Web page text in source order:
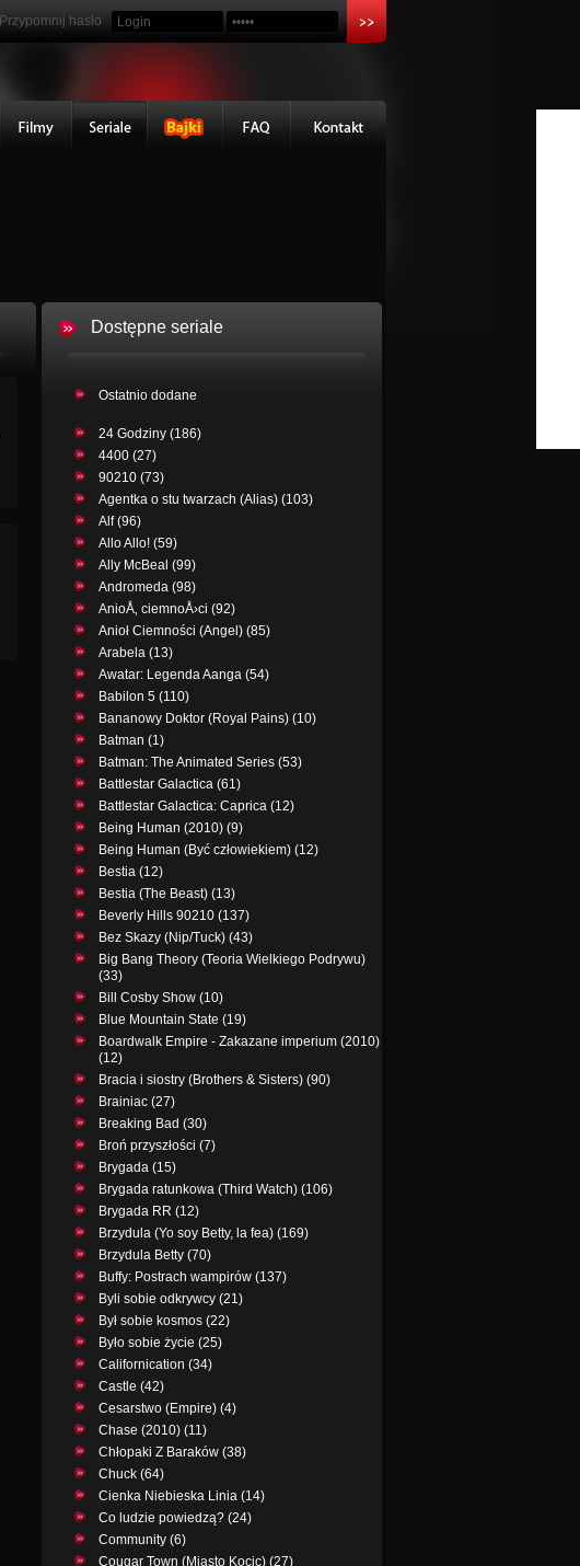
Przypomnij hasło
Dostępne seriale
Ostatnio dodane
24 Godziny (186)
4400 (27)
90210 (73)
Agentka o stu twarzach (Alias) (103)
Alf (96)
Allo Allo! (59)
Ally McBeal (99)
Andromeda (98)
AnioÅ‚ ciemnoÅ›ci (92)
Anioł Ciemności (Angel) (85)
Arabela (13)
Awatar: Legenda Aanga (54)
Babilon 5 (110)
Bananowy Doktor (Royal Pains) (10)
Batman (1)
Batman: The Animated Series (53)
Battlestar Galactica (61)
Battlestar Galactica: Caprica (12)
Being Human (2010) (9)
Being Human (Być człowiekiem) (12)
Bestia (12)
Bestia (The Beast) (13)
Beverly Hills 90210 (137)
Bez Skazy (Nip/Tuck) (43)
Big Bang Theory (Teoria Wielkiego Podrywu)
(33)
Bill Cosby Show (10)
Blue Mountain State (19)
Boardwalk Empire - Zakazane imperium (2010)
(12)
Bracia i siostry (Brothers & Sisters) (90)
Brainiac (27)
Breaking Bad (30)
Broń przyszłości (7)
Brygada (15)
Brygada ratunkowa (Third Watch) (106)
Brygada RR (12)
Brzydula (Yo soy Betty, la fea) (169)
Brzydula Betty (70)
Buffy: Postrach wampirów (137)
Byli sobie odkrywcy (21)
Był sobie kosmos (22)
Było sobie życie (25)
Californication (34)
Castle (42)
Cesarstwo (Empire) (4)
Chase (2010) (11)
Chłopaki Z Baraków (38)
Chuck (64)
Cienka Niebieska Linia (14)
Co ludzie powiedzą? (24)
Community (6)
Cougar Town (Miasto Kocic) (27)